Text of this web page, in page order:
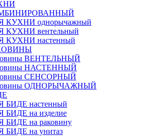
однорычажный
вентельный
настенный
ВЕНТЕЛЬНЫЙ
НАСТЕННЫЙ
СЕНСОРНЫЙ
ОДНОРЫЧАЖНЫЙ
настенный
на изделие
на раковину
на унитаз